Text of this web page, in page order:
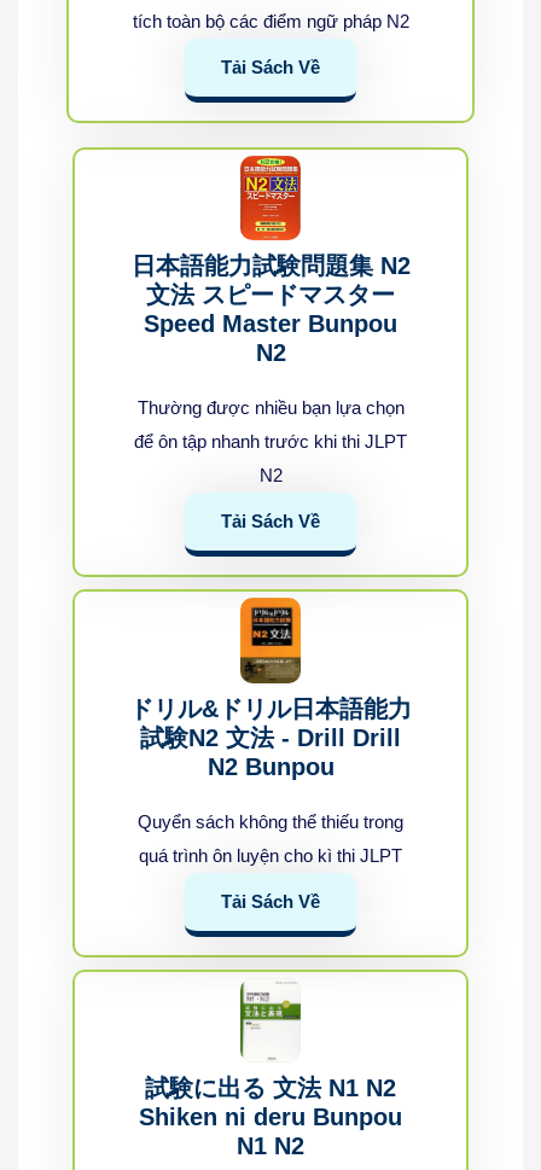
tích toàn bộ các điểm ngữ pháp N2
Tải Sách Về
日本語能力試験問題集 N2
文法 スピードマスター
Speed Master Bunpou
N2
Thường được nhiều bạn lựa chọn
để ôn tập nhanh trước khi thi JLPT
N2
Tải Sách Về
ドリル&ドリル日本語能力
試験N2 文法 - Drill Drill
N2 Bunpou
Quyển sách không thể thiếu trong
quá trình ôn luyện cho kì thi JLPT
Tải Sách Về
試験に出る 文法 N1 N2
Shiken ni deru Bunpou
N1 N2